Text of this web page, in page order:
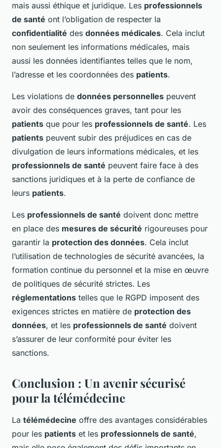
mais aussi éthique et juridique. Les professionnels
de santé ont l’obligation de respecter la
confidentialité des données médicales. Cela inclut
non seulement les informations médicales, mais
aussi les données identifiantes telles que le nom,
l’adresse et les coordonnées des patients.
Les violations de données personnelles peuvent
avoir des conséquences graves, tant pour les
patients que pour les professionnels de santé. Les
patients peuvent subir des préjudices en cas de
divulgation de leurs informations médicales, et les
professionnels de santé peuvent faire face à des
sanctions juridiques et à la perte de confiance de
leurs patients.
Les professionnels de santé doivent donc mettre
en place des mesures de sécurité rigoureuses pour
garantir la protection des données. Cela inclut
l’utilisation de technologies de sécurité avancées, la
formation continue du personnel et la mise en œuvre
de politiques de sécurité strictes. Les
réglementations telles que le RGPD imposent des
exigences strictes en matière de protection des
données, et les professionnels de santé doivent
s’assurer de leur conformité pour éviter les
sanctions.
Conclusion : Un avenir sécurisé
pour la télémédecine
La télémédecine offre des avantages considérables
pour les patients et les professionnels de santé,